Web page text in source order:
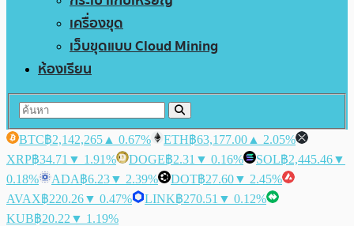
เครื่องขุด
เว็บขุดแบบ Cloud Mining
ห้องเรียน
BTC฿2,142,265 ▲ 0.67% ETH฿63,177.00 ▲ 2.05%
XRP฿34.71 ▼ 1.91% DOGE฿2.31 ▼ 0.16% SOL฿2,445.46▼
0.18%
ADA฿6.23▼ 2.39% DOT฿27.60▼ 2.45%
AVAX฿220.26▼ 0.47% LINK฿270.51 ▼ 0.12%
KUB฿20.22 ▼ 1.19%